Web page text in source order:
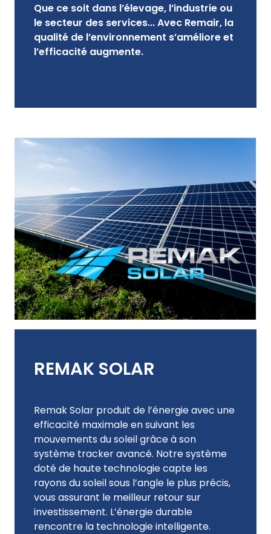
Que ce soit dans l’élevage, l’industrie ou
le secteur des services... Avec Remair, la
qualité de l’environnement s’améliore et
l’efficacité augmente.
REMAK SOLAR
Remak Solar produit de l’énergie avec une
efficacité maximale en suivant les
mouvements du soleil grâce à son
système tracker avancé. Notre système
doté de haute technologie capte les
rayons du soleil sous l’angle le plus précis,
vous assurant le meilleur retour sur
investissement. L’énergie durable
rencontre la technologie intelligente.